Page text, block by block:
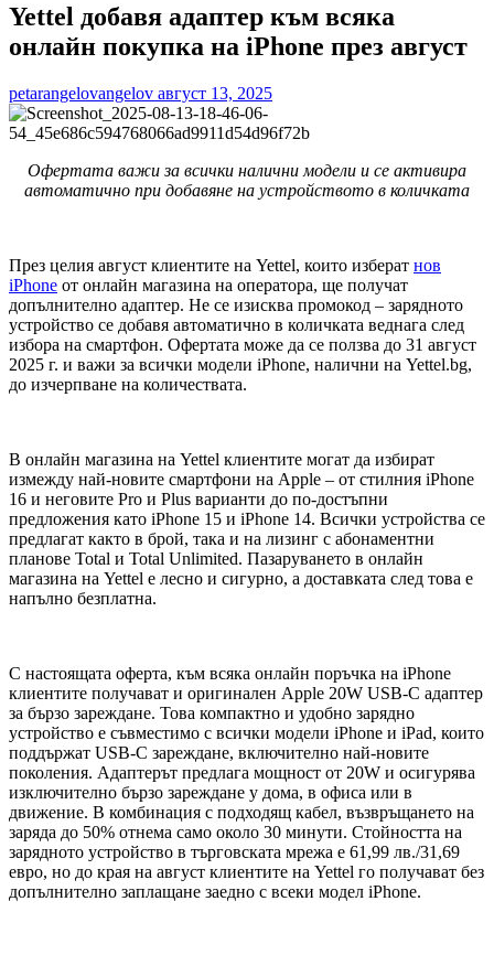
Yettel добавя адаптер към всяка
онлайн покупка на iPhone през август
petarangelovangelov август 13, 2025
Офертата важи за всички налични модели и се активира
автоматично при добавяне на устройството в количката
През целия август клиентите на Yettel, които изберат нов
iPhone от онлайн магазина на оператора, ще получат
допълнително адаптер. Не се изисква промокод – зарядното
устройство се добавя автоматично в количката веднага след
избора на смартфон. Офертата може да се ползва до 31 август
2025 г. и важи за всички модели iPhone, налични на Yettel.bg,
до изчерпване на количествата.
В онлайн магазина на Yettel клиентите могат да избират
измежду най-новите смартфони на Apple – от стилния iPhone
16 и неговите Pro и Plus варианти до по-достъпни
предложения като iPhone 15 и iPhone 14. Всички устройства се
предлагат както в брой, така и на лизинг с абонаментни
планове Total и Total Unlimited. Пазаруването в онлайн
магазина на Yettel е лесно и сигурно, а доставката след това е
напълно безплатна.
С настоящата оферта, към всяка онлайн поръчка на iPhone
клиентите получават и оригинален Apple 20W USB-C адаптер
за бързо зареждане. Това компактно и удобно зарядно
устройство е съвместимо с всички модели iPhone и iPad, които
поддържат USB-C зареждане, включително най-новите
поколения. Адаптерът предлага мощност от 20W и осигурява
изключително бързо зареждане у дома, в офиса или в
движение. В комбинация с подходящ кабел, възвръщането на
заряда до 50% отнема само около 30 минути. Стойността на
зарядното устройство в търговската мрежа е 61,99 лв./31,69
евро, но до края на август клиентите на Yettel го получават без
допълнително заплащане заедно с всеки модел iPhone.